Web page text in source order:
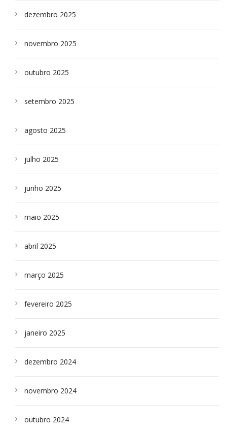
dezembro 2025
novembro 2025
outubro 2025
setembro 2025
agosto 2025
julho 2025
junho 2025
maio 2025
abril 2025
março 2025
fevereiro 2025
janeiro 2025
dezembro 2024
novembro 2024
outubro 2024